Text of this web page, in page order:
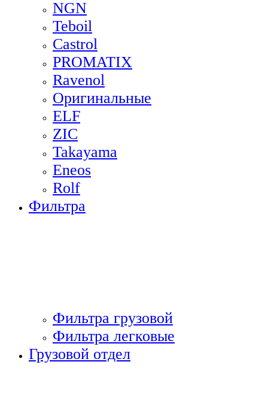
NGN
Teboil
Castrol
PROMATIX
Ravenol
Оригинальные
ELF
ZIC
Takayama
Eneos
Rolf
Фильтра
Фильтра грузовой
Фильтра легковые
Грузовой отдел